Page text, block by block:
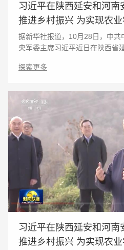
习近平在陕西延安和河南
推进乡村振兴 为实现农
斗
据新华社报道，10月28日，中共
央军委主席习近平近日在陕西省
务仍然在农村。要全面学习贯彻
探索更多
习近平在陕西延安和河南
推进乡村振兴 为实现农